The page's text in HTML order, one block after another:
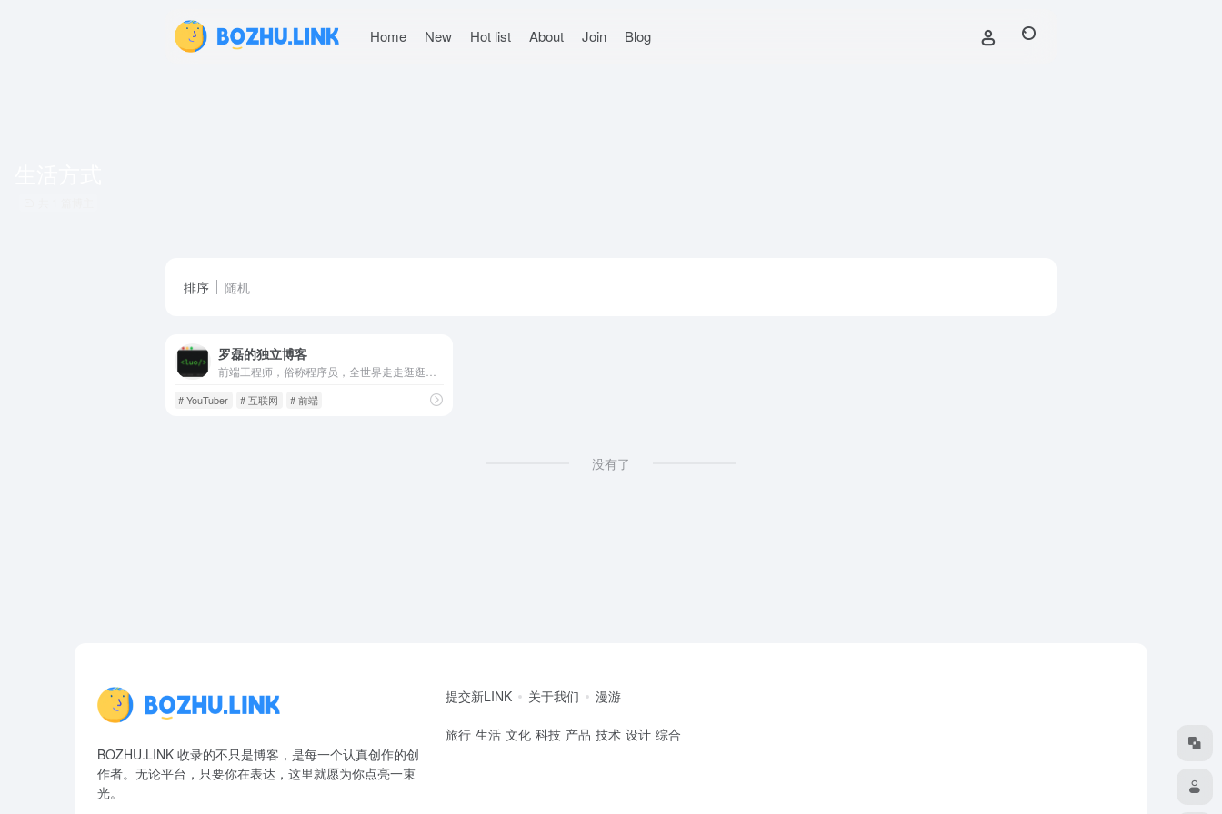
Home New Hot list About Join Blog
排序 随机
罗磊的独立博客
# YouTuber # 互联网 # 前端
没有了
BOZHU.LINK 收录的不只是博客，是每一个认真创作的创
作者。无论平台，只要你在表达，这里就愿为你点亮一束
光。
提交新LINK 关于我们 漫游
旅行 生活 文化 科技 产品 技术 设计 综合